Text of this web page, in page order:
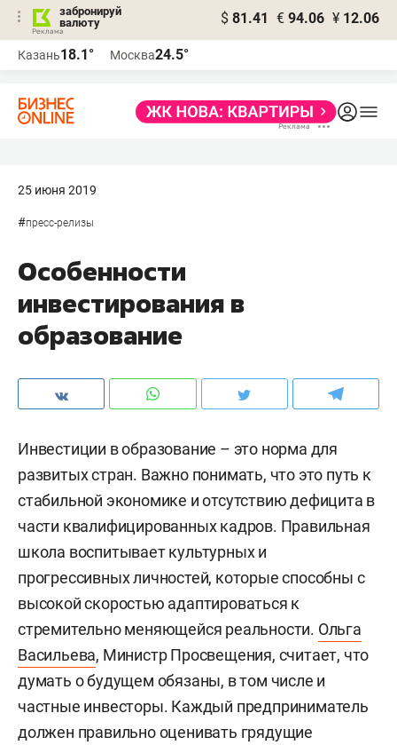
забронируй
валюту
$ 81.41 € 94.06 ¥ 12.06
Казань18.1° Москва24.5°
25 июня 2019
#пресс-релизы
Особенности
инвестирования в
образование
Инвестиции в образование – это норма для
развитых стран. Важно понимать, что это путь к
стабильной экономике и отсутствию дефицита в
части квалифицированных кадров. Правильная
школа воспитывает культурных и
прогрессивных личностей, которые способны с
высокой скоростью адаптироваться к
стремительно меняющейся реальности. Ольга
Васильева, Министр Просвещения, считает, что
думать о будущем обязаны, в том числе и
частные инвесторы. Каждый предприниматель
должен правильно оценивать грядущие